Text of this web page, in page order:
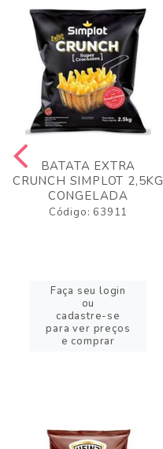
BATATA EXTRA
CRUNCH SIMPLOT 2,5KG
CONGELADA
Código: 63911
Faça seu login
ou
cadastre-se
para ver preços
e comprar